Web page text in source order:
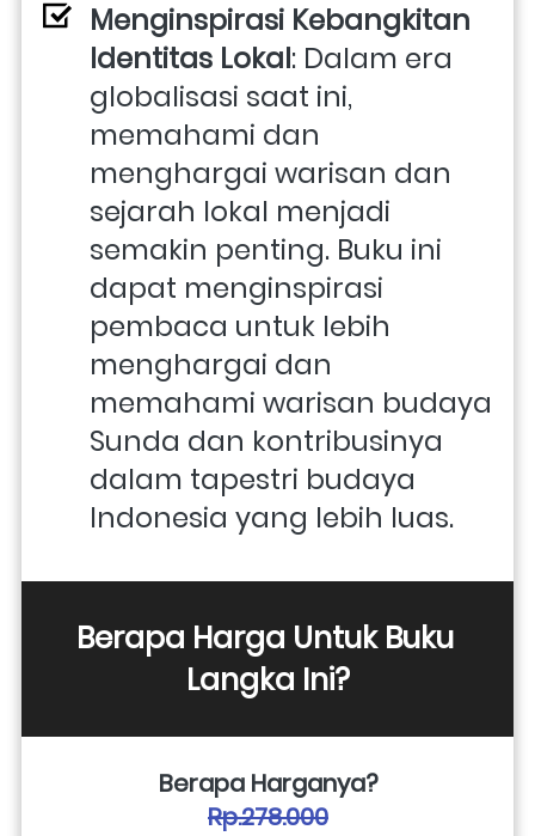
Menginspirasi Kebangkitan
Identitas Lokal: Dalam era
globalisasi saat ini,
memahami dan
menghargai warisan dan
sejarah lokal menjadi
semakin penting. Buku ini
dapat menginspirasi
pembaca untuk lebih
menghargai dan
memahami warisan budaya
Sunda dan kontribusinya
dalam tapestri budaya
Indonesia yang lebih luas.
Berapa Harga Untuk Buku
Langka Ini?
Berapa Harganya?
Rp.278.000